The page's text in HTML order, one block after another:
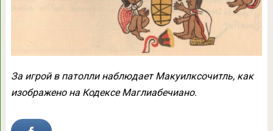
За игрой в патолли наблюдает Макуилксочитль, как
изображено на Кодексе Маглиабечиано.